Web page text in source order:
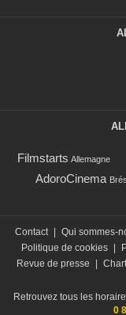
Filmstarts Allemagne
AdoroCinema
Contact | Qui sommes-
Politique de cookies |
Revue de presse
|
Retrouvez tous les
0